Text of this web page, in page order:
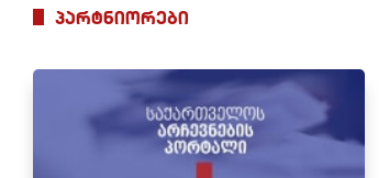
პარტნიორები